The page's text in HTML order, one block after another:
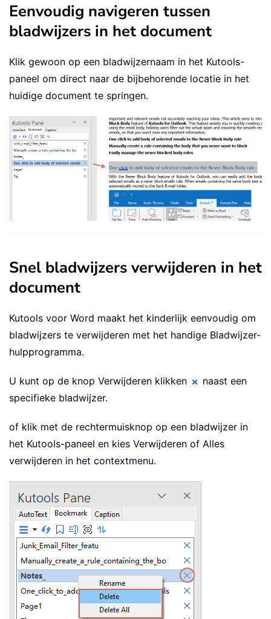
Eenvoudig navigeren tussen
bladwijzers in het document
Klik gewoon op een bladwijzernaam in het Kutools-
paneel om direct naar de bijbehorende locatie in het
huidige document te springen.
Snel bladwijzers verwijderen in het
document
Kutools voor Word maakt het kinderlijk eenvoudig om
bladwijzers te verwijderen met het handige Bladwijzer-
hulpprogramma.
U kunt op de knop Verwijderen klikken
naast een
specifieke bladwijzer.
of klik met de rechtermuisknop op een bladwijzer in
het Kutools-paneel en kies Verwijderen of Alles
verwijderen in het contextmenu.